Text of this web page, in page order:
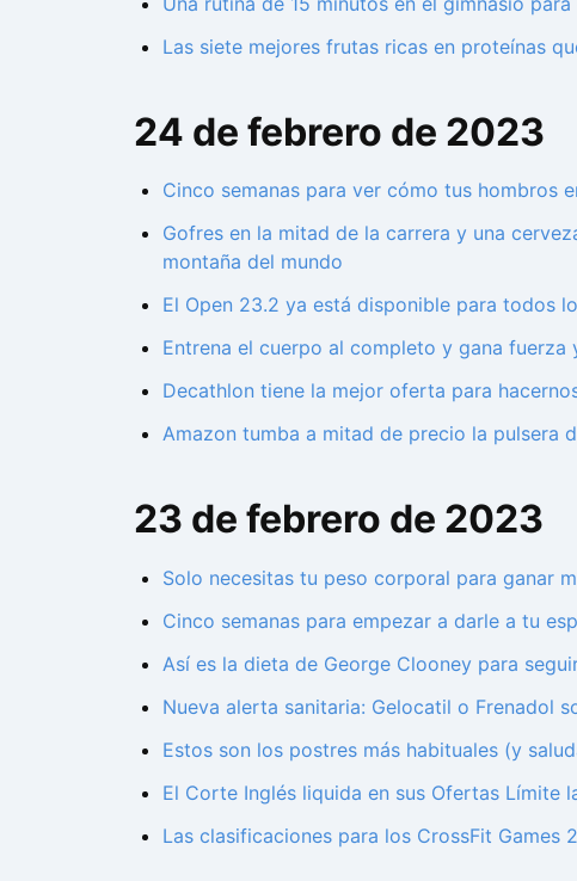
Las siete mejores frutas ricas en proteínas
24 de febrero de 2023
Cinco semanas para ver cómo tus hombros
Gofres en la mitad de la carrera y una
montaña del mundo
El Open 23.2 ya está disponible para todos
Entrena el cuerpo al completo y gana
Decathlon tiene la mejor oferta para
Amazon tumba a mitad de precio la pulsera
23 de febrero de 2023
Solo necesitas tu peso corporal para ganar
Cinco semanas para empezar a darle a tu
Así es la dieta de George Clooney para
Nueva alerta sanitaria: Gelocatil o Frenadol
Estos son los postres más habituales (y
El Corte Inglés liquida en sus Ofertas
Las clasificaciones para los CrossFit Games